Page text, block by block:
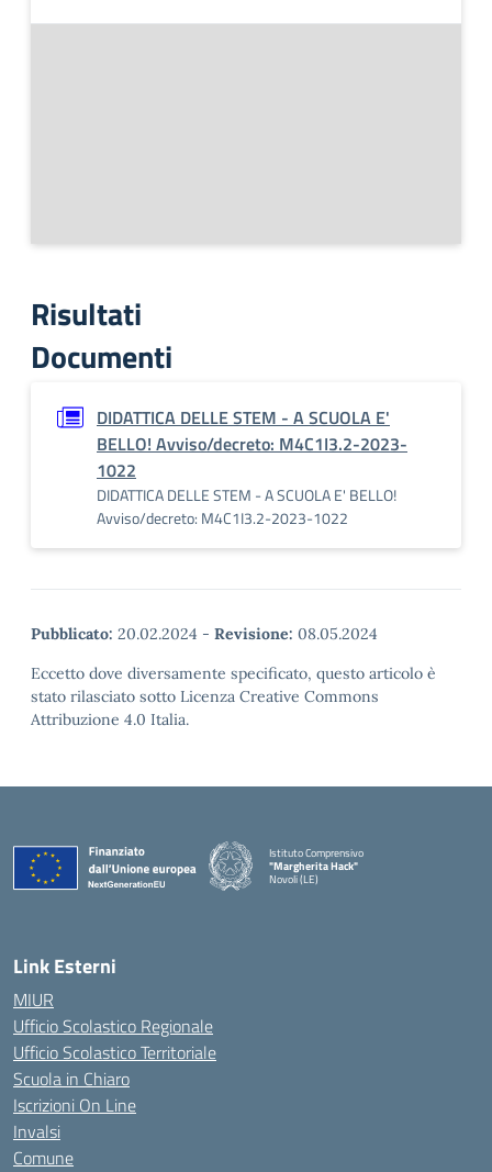
Risultati
Documenti
DIDATTICA DELLE STEM - A SCUOLA E'
BELLO! Avviso/decreto: M4C1I3.2-2023-
1022
DIDATTICA DELLE STEM - A SCUOLA E' BELLO!
Avviso/decreto: M4C1I3.2-2023-1022
Pubblicato: 20.02.2024 - Revisione: 08.05.2024
Eccetto dove diversamente specificato, questo articolo è
stato rilasciato sotto Licenza Creative Commons
Attribuzione 4.0 Italia.
Istituto Comprensivo
"Margherita Hack"
Novoli (LE)
Link Esterni
MIUR
Ufficio Scolastico Regionale
Ufficio Scolastico Territoriale
Scuola in Chiaro
Iscrizioni On Line
Invalsi
Comune